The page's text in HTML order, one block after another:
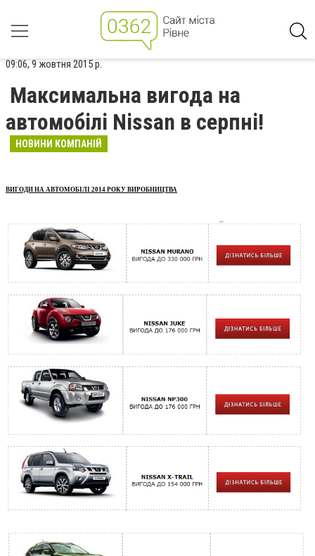
09:06, 9 жовтня 2015 р.
Максимальна вигода на
автомобілі Nissan в серпні!
НОВИНИ КОМПАНІЙ
ВИГОДИ НА АВТОМОБІЛІ 2014 РОКУ ВИРОБНИЦТВА